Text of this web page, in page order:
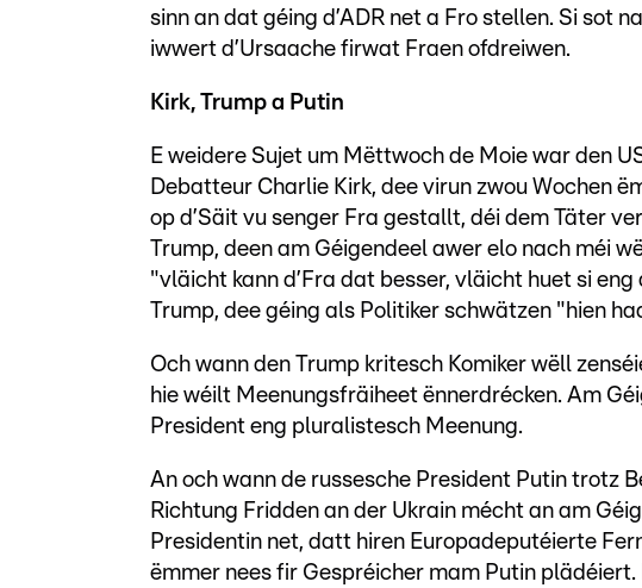
sinn an dat géing d’ADR net a Fro stellen. Si sot
iwwert d’Ursaache firwat Fraen ofdreiwen.
Kirk, Trump a Putin
E weidere Sujet um Mëttwoch de Moie war den
Debatteur Charlie Kirk, dee virun zwou Wochen
op d’Säit vu senger Fra gestallt, déi dem Täter
Trump, deen am Géigendeel awer elo nach méi
"vläicht kann d’Fra dat besser, vläicht huet si
Trump, dee géing als Politiker schwätzen "hien
Och wann den Trump kritesch Komiker wëll
hie wéilt Meenungsfräiheet ënnerdrécken. Am
President eng pluralistesch Meenung.
An och wann de russesche President Putin trotz
Richtung Fridden an der Ukrain mécht an am
Presidentin net, datt hiren Europadeputéierte
ëmmer nees fir Gespréicher mam Putin plädéiert.